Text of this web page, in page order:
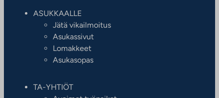
ASUKKAALLE
Jätä vikailmoitus
Asukassivut
Lomakkeet
Asukasopas
TA-YHTIÖT